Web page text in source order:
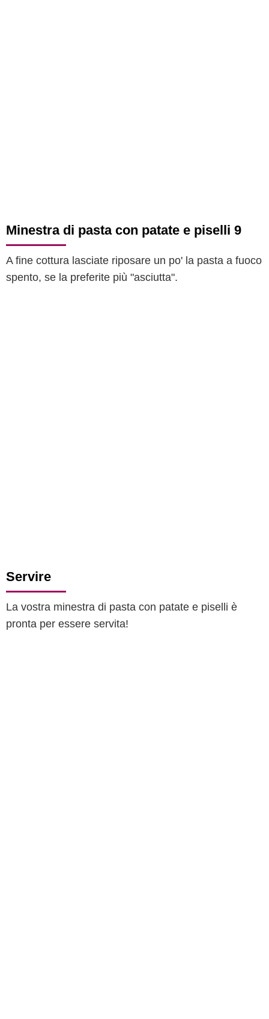
Minestra di pasta con patate e piselli 9
A fine cottura lasciate riposare un po' la pasta a fuoco
spento, se la preferite più "asciutta".
Servire
La vostra minestra di pasta con patate e piselli è
pronta per essere servita!